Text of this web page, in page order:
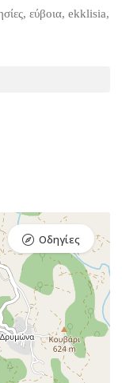
εύβοια, ekklisia,
Οδηγίες